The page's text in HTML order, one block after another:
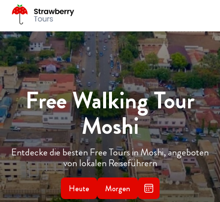
Free Walking Tour
Moshi
Entdecke die besten Free Tours in Moshi, angeboten
von lokalen Reiseführern
Heute Morgen